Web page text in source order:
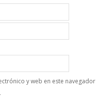
y web en este navegador